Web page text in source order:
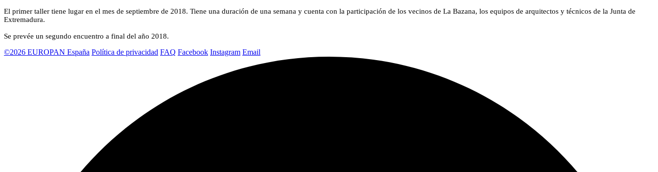
El primer taller tiene lugar en el mes de septiembre de 2018. Tiene una duración de una semana y cuenta con la participación de los vecinos de La Bazana, los equipos de arquitectos y técnicos de la Junta de
Extremadura.
Se prevée un segundo encuentro a final del año 2018.
©2026 EUROPAN España Política de privacidad FAQ Facebook Instagram Email